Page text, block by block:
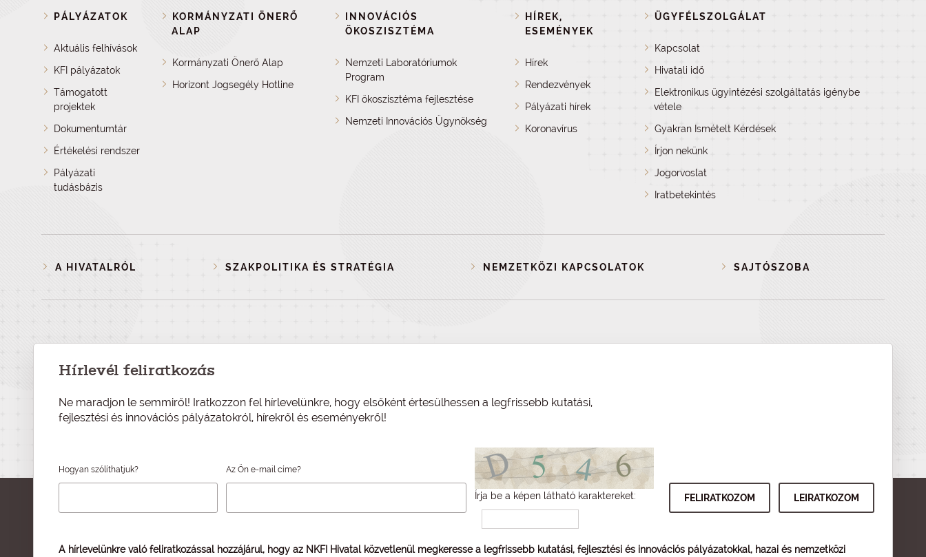
PÁLYÁZATOK
Aktuális felhívások
KFI pályázatok
Támogatott
projektek
Dokumentumtár
Értékelési rendszer
Pályázati
tudásbázis
KORMÁNYZATI ÖNERŐ
ALAP
Kormányzati Önerő Alap
Horizont Jogsegély Hotline
INNOVÁCIÓS
ÖKOSZISZTÉMA
Nemzeti Laboratóriumok
Program
KFI ökoszisztéma fejlesztése
Nemzeti Innovációs Ügynökség
HÍREK,
ESEMÉNYEK
Hírek
Rendezvények
Pályázati hírek
Koronavírus
ÜGYFÉLSZOLGÁLAT
Kapcsolat
Hivatali idő
Elektronikus ügyintézési szolgáltatás igénybe
vétele
Gyakran Ismételt Kérdések
Írjon nekünk
Jogorvoslat
Iratbetekintés
A HIVATALRÓL SZAKPOLITIKA ÉS STRATÉGIA NEMZETKÖZI KAPCSOLATOK SAJTÓSZOBA
Hírlevél feliratkozás
Ne maradjon le semmiről! Iratkozzon fel hírlevelünkre, hogy elsőként értesülhessen a legfrissebb kutatási,
fejlesztési és innovációs pályázatokról, hírekről és eseményekről!
Hogyan szólíthatjuk? Az Ön e-mail címe?
Írja be a képen látható karaktereket:
A hírlevelünkre való feliratkozással hozzájárul, hogy az NKFI Hivatal közvetlenül megkeresse a legfrissebb kutatási, fejlesztési és innovációs pályázatokkal, hazai és nemzetközi